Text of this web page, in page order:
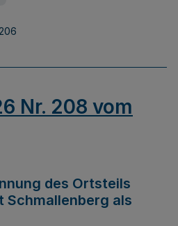
206
Nr. 208 vom
des Ortsteils
Schmallenberg als